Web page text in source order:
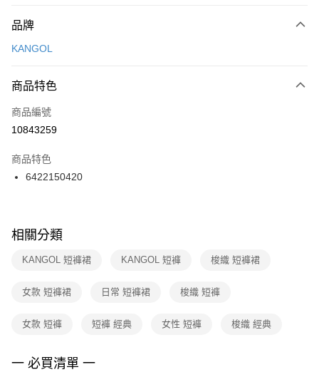
台灣樂天信用卡公司
【關於「AFTEE先享後付」】
便利好安心！
３．安心：先確認商品／服務後，再付款。
【「AFTEE先享後付」結帳流程】
１．於結帳方式選擇「AFTEE先享後付」後，將跳轉至「AFTEE先享後付」
２．訂單成立數日內，您將收到繳費通知簡訊。
３．收到繳費通知簡訊後14天內，點擊此簡訊中的連結，可透過四大超商／
ATM／網路銀行／等多元方式進行付款，方視為交易完成。
※ 交易是否成功請以「AFTEE先享後付 」之結帳頁面顯示為準，若有關於
是否繳費成功／繳費後需取消欲退款等相關疑問，請聯繫「AFTEE先享後付
客戶支援中心」https://netprotections.freshdesk.com/support/home
１．透過由恩沛科技股份有限公司提供之「AFTEE先享後付」服務完成之交
權轉讓予恩沛科技股份有限公司。
３．未成年的使用者請事先徵得法定代理人或監護人之同意方可使用
「AFTEE先享後付」，若未經同意申辦者引起之損失，本公司不負相關責
運送方式
每筆NT$100，滿NT$1,500(含以上)免運費
宅配
每筆NT$100，滿NT$1,500(含以上)免運費
品牌
KANGOL
商品特色
商品編號
10843259
商品特色
6422150420
相關分類
KANGOL 短褲裙 KANGOL 短褲 梭織 短褲裙
女款 短褲裙 日常 短褲裙 梭織 短褲
女款 短褲 短褲 經典 女性 短褲 梭織 經典
一 必買清單 一